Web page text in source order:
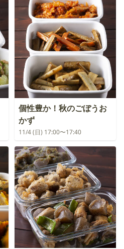
個性豊か！秋のごぼうお
かず
11/4 (日) 17:00〜17:40